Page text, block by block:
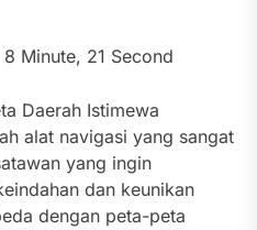
8 Minute, 21 Second
Daerah Istimewa
alat navigasi yang sangat
yang ingin
dan keunikan
dengan peta-peta